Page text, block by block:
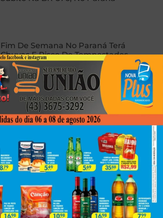
Fim De Semana No Paraná Terá
Chuvas E Risco De Tempestades,
Diz Meteorologista
Dor Danino Completa Line-Up
Internacional Do LENDAA 2026 E
Reforça Proposta De Festival
Voltado À Música Eletrônica De
Vanguarda